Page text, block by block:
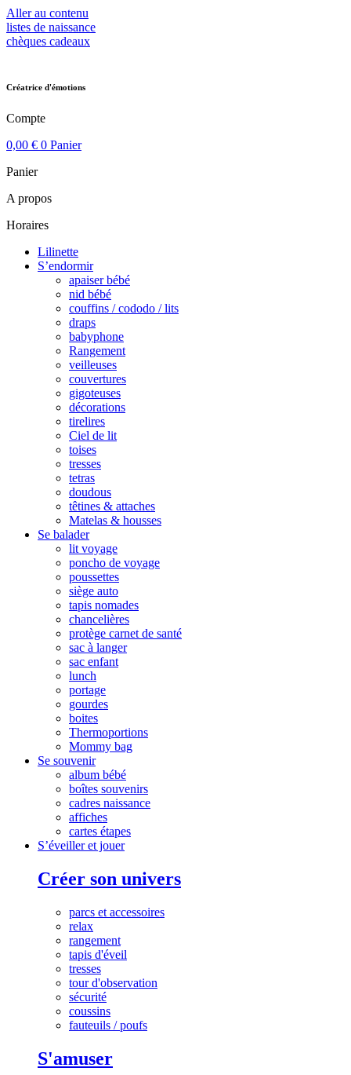
Aller au contenu
listes de naissance
chèques cadeaux
Créatrice d'émotions
Compte
0,00 € 0 Panier
Panier
A propos
Horaires
Lilinette
S’endormir
apaiser bébé
nid bébé
couffins / cododo / lits
draps
babyphone
Rangement
veilleuses
couvertures
gigoteuses
décorations
tirelires
Ciel de lit
toises
tresses
tetras
doudous
têtines & attaches
Matelas & housses
Se balader
lit voyage
poncho de voyage
poussettes
siège auto
tapis nomades
chancelières
protège carnet de santé
sac à langer
sac enfant
lunch
portage
gourdes
boites
Thermoportions
Mommy bag
Se souvenir
album bébé
boîtes souvenirs
cadres naissance
affiches
cartes étapes
S’éveiller et jouer
Créer son univers
parcs et accessoires
relax
rangement
tapis d'éveil
tresses
tour d'observation
sécurité
coussins
fauteuils / poufs
S'amuser